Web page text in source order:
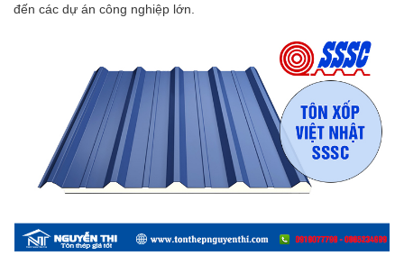
đến các dự án công nghiệp lớn.